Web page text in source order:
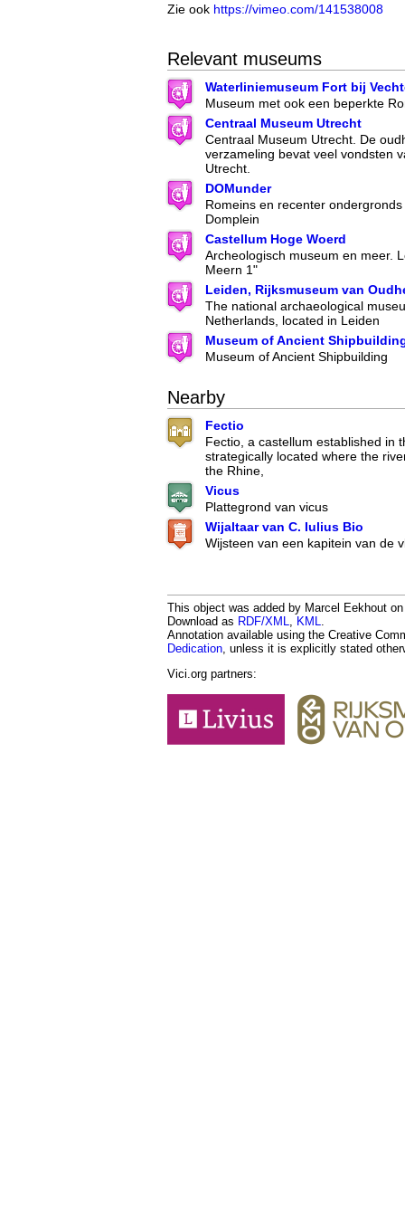
Zie ook https://vimeo.com/141538008
Relevant museums
Waterliniemuseum Fort bij
Museum met ook een beperkte
Centraal Museum Utrecht
Centraal Museum Utrecht. De
verzameling bevat veel vondsten
Utrecht.
DOMunder
Romeins en recenter
Domplein
Castellum Hoge Woerd
Archeologisch museum en meer.
Meern 1"
Leiden, Rijksmuseum van
The national archaeological
Netherlands, located in Leiden
Museum of Ancient
Museum of Ancient Shipbuilding
Nearby
Fectio
Fectio, a castellum established in
strategically located where the
the Rhine,
Vicus
Plattegrond van vicus
Wijaltaar van C. Iulius Bio
Wijsteen van een kapitein van de
This object was added by Marcel Eekhout
Download as RDF/XML, KML.
Annotation available using the Creative
Dedication, unless it is explicitly stated
Vici.org partners: